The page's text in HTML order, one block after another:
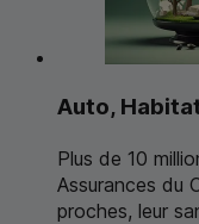
Auto,
Plus de 10
Assurances du
proches, leur